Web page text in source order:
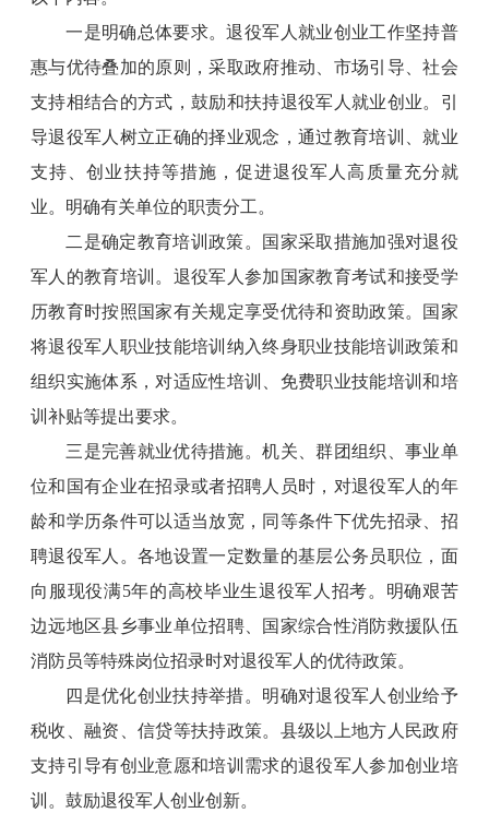
一是明确总体要求。退役军人就业创业工作坚持普
惠与优待叠加的原则，采取政府推动、市场引导、社会
支持相结合的方式，鼓励和扶持退役军人就业创业。引
导退役军人树立正确的择业观念，通过教育培训、就业
支持、创业扶持等措施，促进退役军人高质量充分就
业。明确有关单位的职责分工。
二是确定教育培训政策。国家采取措施加强对退役
军人的教育培训。退役军人参加国家教育考试和接受学
历教育时按照国家有关规定享受优待和资助政策。国家
将退役军人职业技能培训纳入终身职业技能培训政策和
组织实施体系，对适应性培训、免费职业技能培训和培
训补贴等提出要求。
三是完善就业优待措施。机关、群团组织、事业单
位和国有企业在招录或者招聘人员时，对退役军人的年
龄和学历条件可以适当放宽，同等条件下优先招录、招
聘退役军人。各地设置一定数量的基层公务员职位，面
向服现役满5年的高校毕业生退役军人招考。明确艰苦
边远地区县乡事业单位招聘、国家综合性消防救援队伍
消防员等特殊岗位招录时对退役军人的优待政策。
四是优化创业扶持举措。明确对退役军人创业给予
税收、融资、信贷等扶持政策。县级以上地方人民政府
支持引导有创业意愿和培训需求的退役军人参加创业培
训。鼓励退役军人创业创新。